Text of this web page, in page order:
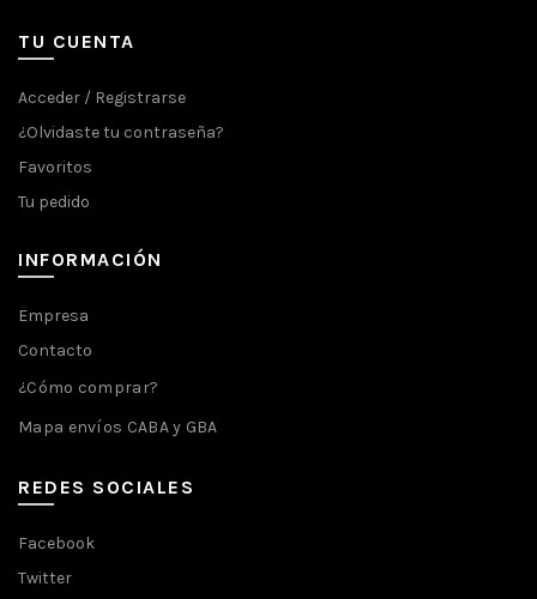
TU CUENTA
Acceder / Registrarse
¿Olvidaste tu contraseña?
Favoritos
Tu pedido
INFORMACIÓN
Empresa
Contacto
¿Cómo comprar?
Mapa envíos CABA y GBA
REDES SOCIALES
Facebook
Twitter